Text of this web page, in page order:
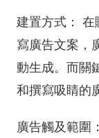
建置方式： 在
寫廣告文案，
動生成。而關
和撰寫吸睛的
廣告觸及範圍